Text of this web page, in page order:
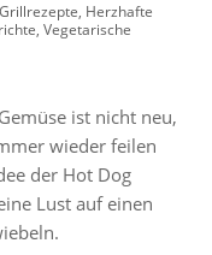
Grillrezepte, Herzhafte
, Vegetarische
ist nicht neu,
wieder feilen
der Hot Dog
Lust auf einen